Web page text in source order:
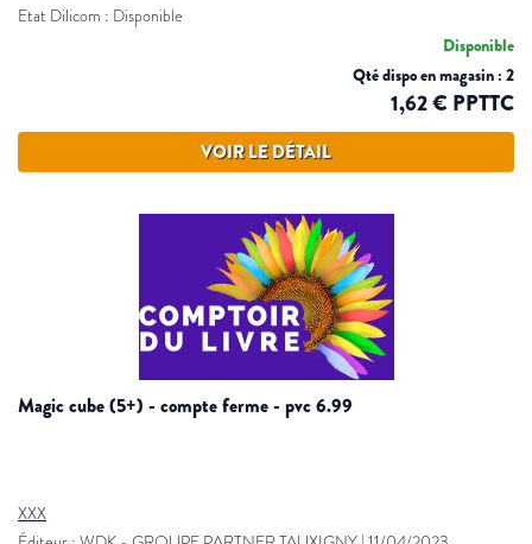
Etat Dilicom : Disponible
Disponible
Qté dispo en magasin : 2
1,62 € PPTTC
VOIR LE DÉTAIL
magic cube (5+) - compte ferme - pvc 6.99
XXX